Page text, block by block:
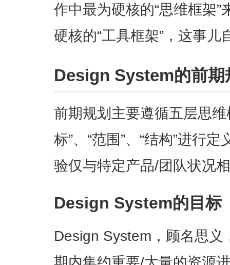
作中最为硬核的“思维框架
硬核的“工具框架”，这事
Design System的前期
前期规划主要遵循五层思
标”、“范围”、“结构”进行
验仅与特定产品/团队状况
Design System的目标
Design System，顾名思